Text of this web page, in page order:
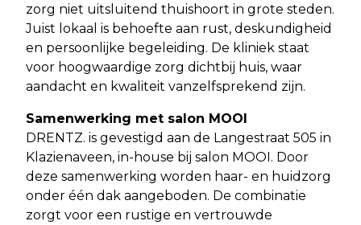
zorg niet uitsluitend thuishoort in grote steden.
Juist lokaal is behoefte aan rust, deskundigheid
en persoonlijke begeleiding. De kliniek staat
voor hoogwaardige zorg dichtbij huis, waar
aandacht en kwaliteit vanzelfsprekend zijn.
Samenwerking met salon MOOI
DRENTZ. is gevestigd aan de Langestraat 505 in
Klazienaveen, in-house bij salon MOOI. Door
deze samenwerking worden haar- en huidzorg
onder één dak aangeboden. De combinatie
zorgt voor een rustige en vertrouwde